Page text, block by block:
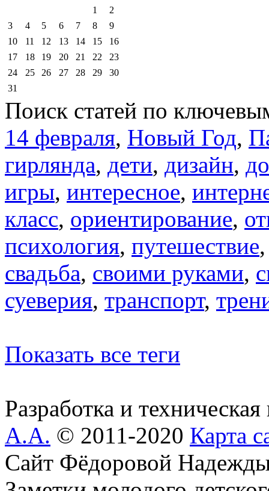
1
2
3
4 5 6 7 8
9
10
11 12 13 14 15
16
17
18 19 20 21 22
23
24
25 26 27 28 29
30
31
Поиск статей по
14 февраля, Новый Год,
гирлянда, дети, дизайн,
игры, интересное,
класс, ориентирование,
психология, путешествие
свадьба, своими руками,
суеверия, транспорт,
Показать все теги
Разработка и
А.А. © 2011-2020 Карта
Сайт Фёдоровой